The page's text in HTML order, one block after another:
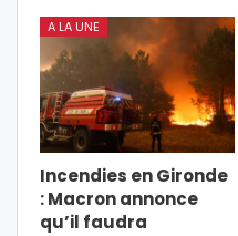
A LA UNE
Incendies en Gironde
: Macron annonce
qu’il faudra